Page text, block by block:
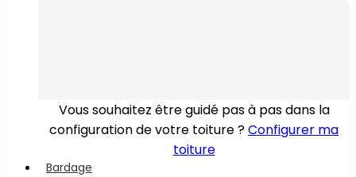
Vous souhaitez être guidé pas à pas dans la
configuration de votre toiture ?Configurer ma
toiture
Bardage